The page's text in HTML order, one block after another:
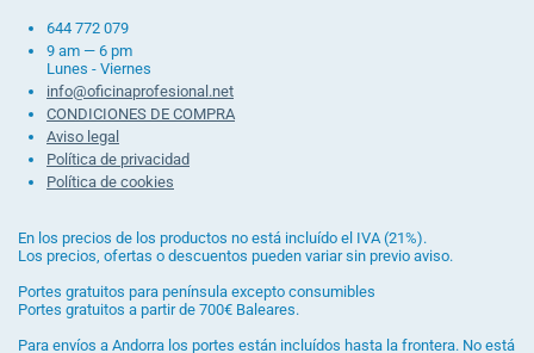
644 772 079
9 am — 6 pm
Lunes - Viernes
info@oficinaprofesional.net
CONDICIONES DE COMPRA
Aviso legal
Política de privacidad
Política de cookies
En los precios de los productos no está incluído el IVA (21%).
Los precios, ofertas o descuentos pueden variar sin previo aviso.
Portes gratuitos para península excepto consumibles
Portes gratuitos a partir de 700€ Baleares.
Para envíos a Andorra los portes están incluídos hasta la frontera. No está